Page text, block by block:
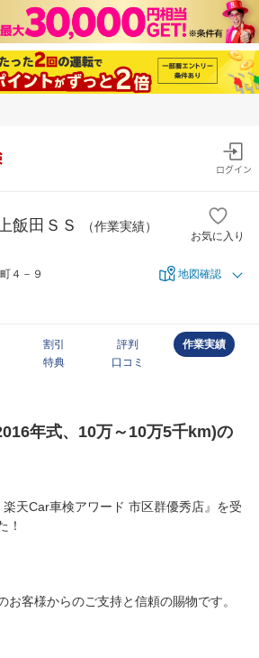
ログイン
飯田ＳＳ （作業実績）
お気に入り
４－９ 地図確認
割引
特典
評判
口コミ
作業実績
年式、10万～10万5千km)の
天Car車検アワード 市区群優秀店』を受
！
お客様からのご支持と信頼の賜物です。